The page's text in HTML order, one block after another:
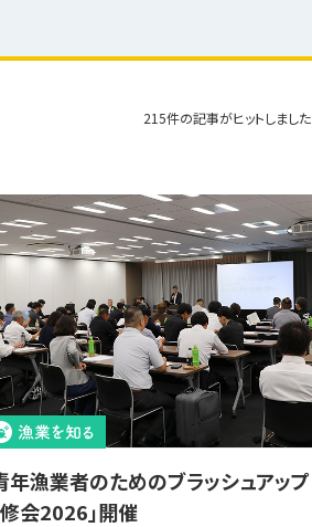
215件の記事がヒットしました
年漁業者のためのブラッシュアップ
会2026」開催